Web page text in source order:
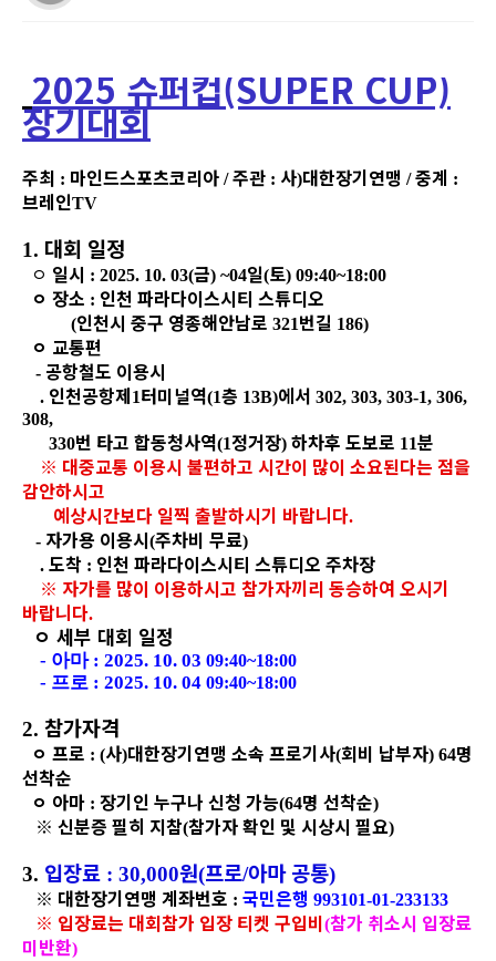
2025 슈퍼컵(SUPER CUP)
장기대회
주최 : 마인드스포츠코리아 /주관 : 사)대한장기연맹 /중계 :
브레인TV
1. 대회 일정
ㅇ 일시 : 2025. 10. 03(금) ~04일(토) 09:40~18:00
ㅇ 장소 : 인천 파라다이스시티 스튜디오
(인천시 중구 영종해안남로 321번길 186)
ㅇ 교통편
- 공항철도 이용시
. 인천공항제1터미널역(1층 13B)에서 302, 303, 303-1, 306,
308,
330번 타고 합동청사역(1정거장) 하차후 도보로 11분
※ 대중교통 이용시 불편하고 시간이 많이 소요된다는 점을
감안하시고
예상시간보다 일찍 출발하시기 바랍니다.
- 자가용 이용시(주차비 무료)
. 도착 : 인천 파라다이스시티 스튜디오 주차장
※ 자가를 많이 이용하시고 참가자끼리 동승하여 오시기
바랍니다.
ㅇ 세부 대회 일정
- 아마 : 2025. 10. 03 09:40~18:00
- 프로 : 2025. 10. 04 09:40~18:00
2. 참가자격
ㅇ 프로 : (사)대한장기연맹 소속 프로기사(회비 납부자) 64명
선착순
ㅇ 아마 : 장기인 누구나 신청 가능(64명 선착순)
※ 신분증 필히 지참(참가자 확인 및 시상시 필요)
3. 입장료 : 30,000원(프로/아마 공통)
※ 대한장기연맹 계좌번호 : 국민은행 993101-01-233133
※ 입장료는 대회참가 입장 티켓 구입비(참가 취소시 입장료
미반환)